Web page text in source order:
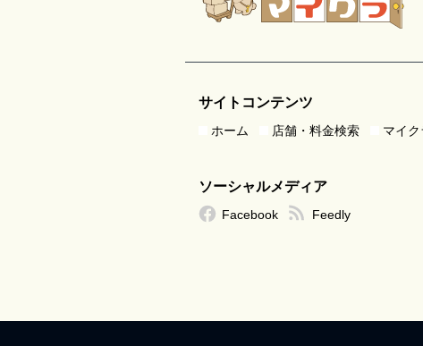
サイトコンテンツ
ホーム 店舗・料金検索 マイ
ソーシャルメディア
Facebook Feedly